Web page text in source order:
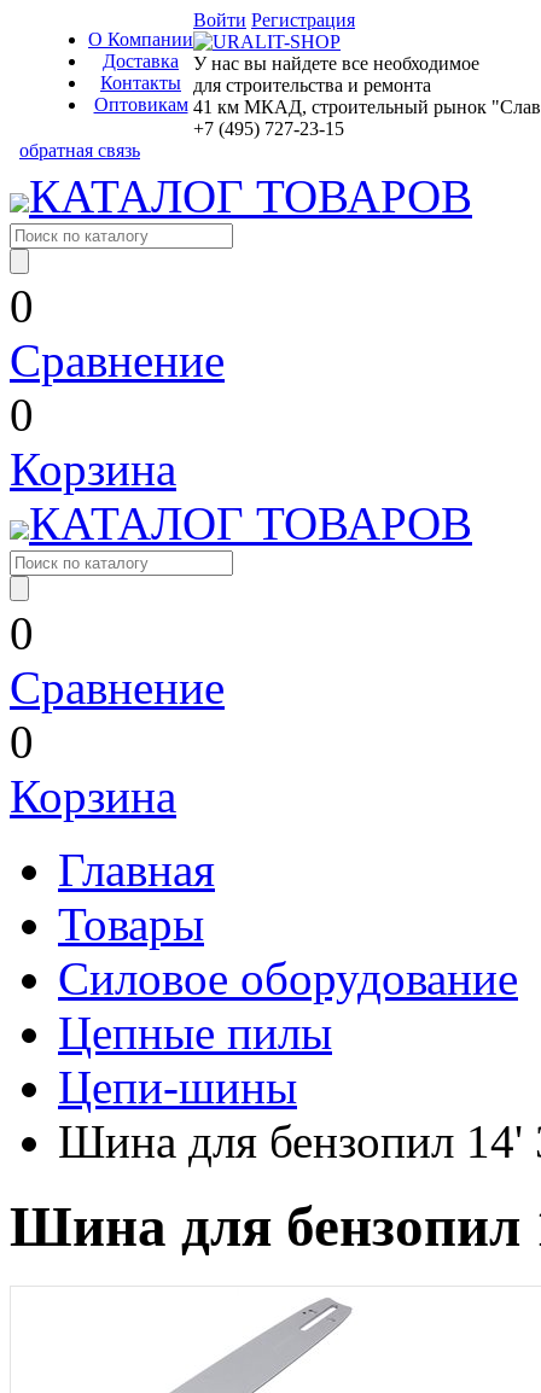
О Компании
Доставка
Контакты
Оптовикам
Войти Регистрация
У нас вы найдете все необходимое
для строительства и ремонта
41 км МКАД, строительный рынок
+7 (495) 727-23-15
обратная связь
КАТАЛОГ ТОВАРОВ
0
Сравнение
0
Корзина
КАТАЛОГ ТОВАРОВ
0
Сравнение
0
Корзина
Главная
Товары
Силовое оборудование
Цепные пилы
Цепи-шины
Шина для бензопил
Шина для бензопил